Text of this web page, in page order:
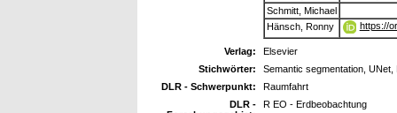
Schmitt, Michael
Hänsch, Ronny
https://
Verlag:
Elsevier
Stichwörter:
Semantic segmentation, UNet,
DLR - Schwerpunkt:
Raumfahrt
DLR -
R EO - Erdbeobachtung